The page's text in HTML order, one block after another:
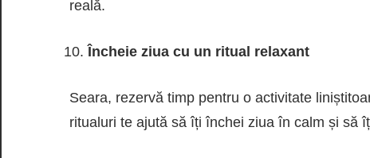
reală.
Încheie ziua cu un ritual relaxant
Seara, rezervă timp pentru o activitate
ritualuri te ajută să îți închei ziua în calm și să